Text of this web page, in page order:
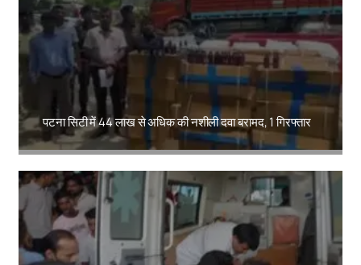
पटना सिटी में 44 लाख से अधिक की नशीली दवा बरामद, 1 गिरफ्तार
Amit Lekh